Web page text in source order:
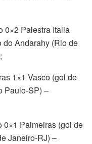
0×2 Palestra Italia
do Andarahy (Rio de
1×1 Vasco (gol de
Paulo-SP) –
0×1 Palmeiras (gol de
Janeiro-RJ) –